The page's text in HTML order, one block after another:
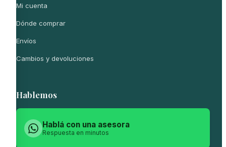
Mi cuenta
Dónde comprar
Envíos
Cambios y devoluciones
Hablemos
Hablá con una asesora
Respuesta en minutos